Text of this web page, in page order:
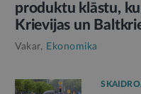
produktu klāstu,
Krievijas un
Vakar, Ekonomika